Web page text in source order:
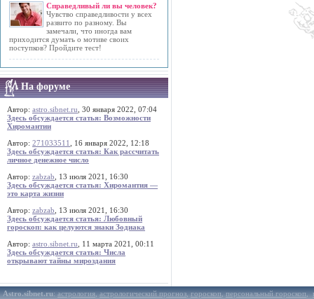
Справедливый ли вы человек?
Чувство справедливости у всех
развито по разному. Вы
замечали, что иногда вам
приходится думать о мотиве своих
поступков? Пройдите тест!
На форуме
Автор: astro.sibnet.ru , 30 января 2022, 07:04
Здесь обсуждается статья: Возможности
Хиромантии
Автор: 271033511
, 16 января 2022, 12:18
Здесь обсуждается статья: Как рассчитать
личное денежное число
Автор: zabzab , 13 июля 2021, 16:30
Здесь обсуждается статья: Хиромантия —
это карта жизни
Автор: zabzab , 13 июля 2021, 16:30
Здесь обсуждается статья: Любовный
гороскоп: как целуются знаки Зодиака
Автор: astro.sibnet.ru , 11 марта 2021, 00:11
Здесь обсуждается статья: Числа
открывают тайны мироздания
Astro.sibnet.ru:астрология,астрологический прогноз,гороскоп,персональный гороскоп,